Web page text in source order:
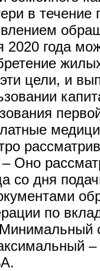
в течение
2020 года
цели, и
– Оно
со дня
по